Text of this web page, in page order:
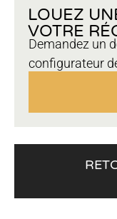
LOUEZ
VOTRE
Demandez un
configurateur